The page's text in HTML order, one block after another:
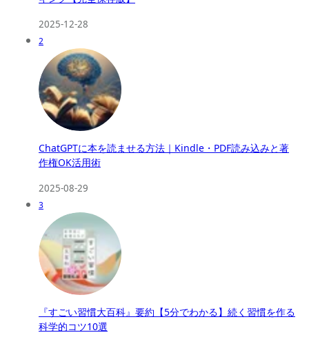
2025-12-28
2
ChatGPTに本を読ませる方法｜Kindle・PDF読み込みと著
作権OK活用術
2025-08-29
3
『すごい習慣大百科』要約【5分でわかる】続く習慣を作る
科学的コツ10選